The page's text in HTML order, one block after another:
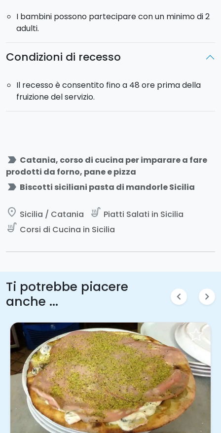
I bambini possono partecipare con un minimo di 2
adulti.
Condizioni di recesso
Il recesso è consentito fino a 48 ore prima della
fruizione del servizio.
label_important Catania, corso di cucina per imparare a fare
prodotti da forno, pane e pizza
label_important Biscotti siciliani pasta di mandorle Sicilia
place Sicilia / Catania soup_kitchen Piatti Salati in Sicilia
soup_kitchen Corsi di Cucina in Sicilia
Ti potrebbe piacere
anche ...
chevron_left chevron_right